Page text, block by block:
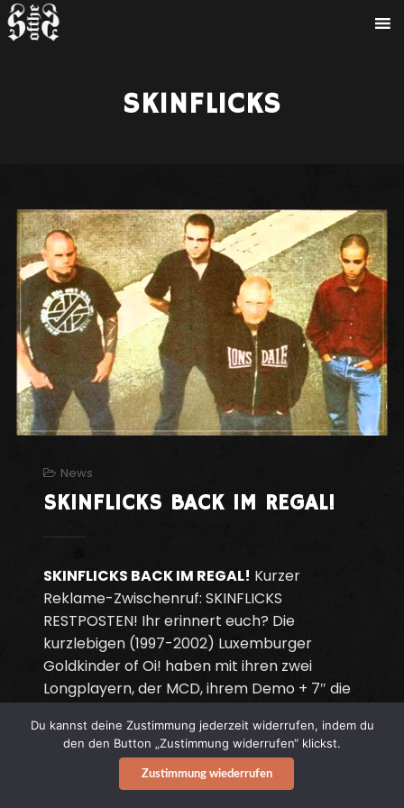
SKINFLICKS
News
SKINFLICKS BACK IM REGAL!
SKINFLICKS BACK IM REGAL! Kurzer
Reklame-Zwischenruf: SKINFLICKS
RESTPOSTEN! Ihr erinnert euch? Die
kurzlebigen (1997-2002) Luxemburger
Goldkinder of Oi! haben mit ihren zwei
Longplayern, der MCD, ihrem Demo + 7″ die
Continue reading
Du kannst deine Zustimmung jederzeit widerrufen, indem du
den den Button „Zustimmung widerrufen“ klickst.
Zustimmung wiederrufen